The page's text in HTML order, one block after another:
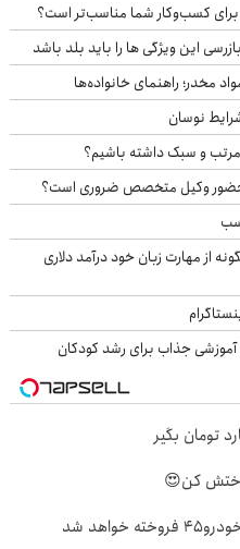
برای کسب‌وکار شما مناسب‌تر است؟
این ویژگی ها را باید بلد باشد
نوسان
و سبک داشته باشیم؟
حضور وکیل متخصص ضروری است؟
از مهارت زبان خود درآمد دلاری
جذاب برای رشد کودکان
شد